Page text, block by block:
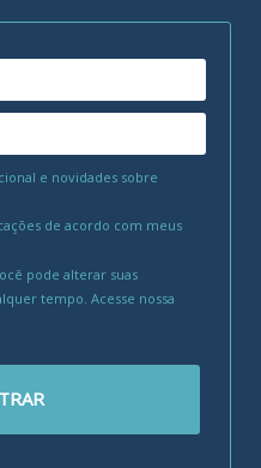
e novidades sobre
de acordo com meus
pode alterar suas
tempo. Acesse nossa